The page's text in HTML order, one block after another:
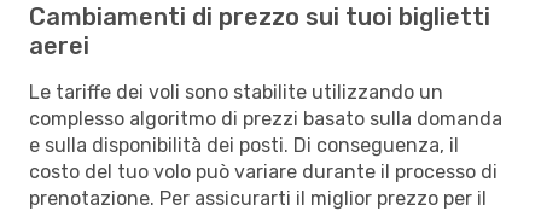
Cambiamenti di prezzo sui tuoi biglietti
aerei
Le tariffe dei voli sono stabilite utilizzando un
complesso algoritmo di prezzi basato sulla domanda
e sulla disponibilità dei posti. Di conseguenza, il
costo del tuo volo può variare durante il processo di
prenotazione. Per assicurarti il miglior prezzo per il